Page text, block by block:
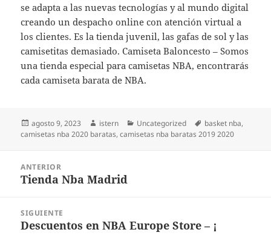
se adapta a las nuevas tecnologías y al mundo digital
creando un despacho online con atención virtual a
los clientes. Es la tienda juvenil, las gafas de sol y las
camisetitas demasiado. Camiseta Baloncesto – Somos
una tienda especial para camisetas NBA, encontrarás
cada camiseta barata de NBA.
Publicado
el
agosto 9, 2023 Autor
istern Categorías
Uncategorized Etiquetas
basket nba,
camisetas nba 2020 baratas,camisetas nba baratas 2019 2020
entradas
ANTERIOR
Entrada
Tienda Nba Madrid
SIGUIENTE
Entrada
Descuentos en NBA Europe Store – ¡